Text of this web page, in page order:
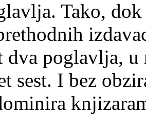
Tako,
dva poglavlja,
sest. I bez